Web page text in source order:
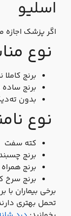
اسلیو
اگر پزشک اجازه
نوع
برنج
برنج
بدون
نوع
کته سفت
برنج
برنج
برنج سرخ‌
برخی بیماران با
تحمل بهتری